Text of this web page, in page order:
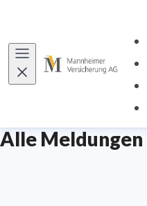
Alle Meldungen